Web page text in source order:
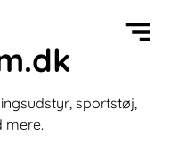
sportstøj,
mere.